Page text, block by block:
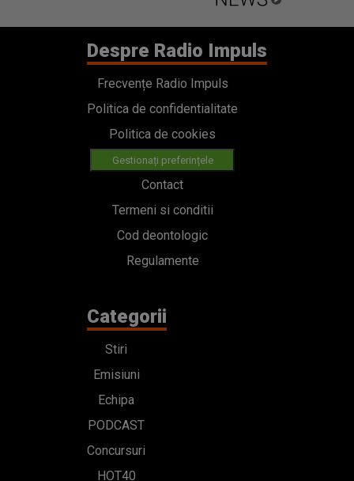
Despre Radio Impuls
Frecvențe Radio Impuls
Politica de confidentialitate
Politica de cookies
Gestionați preferințele
Contact
Termeni si conditii
Cod deontologic
Regulamente
Categorii
Stiri
Emisiuni
Echipa
PODCAST
Concursuri
HOT40